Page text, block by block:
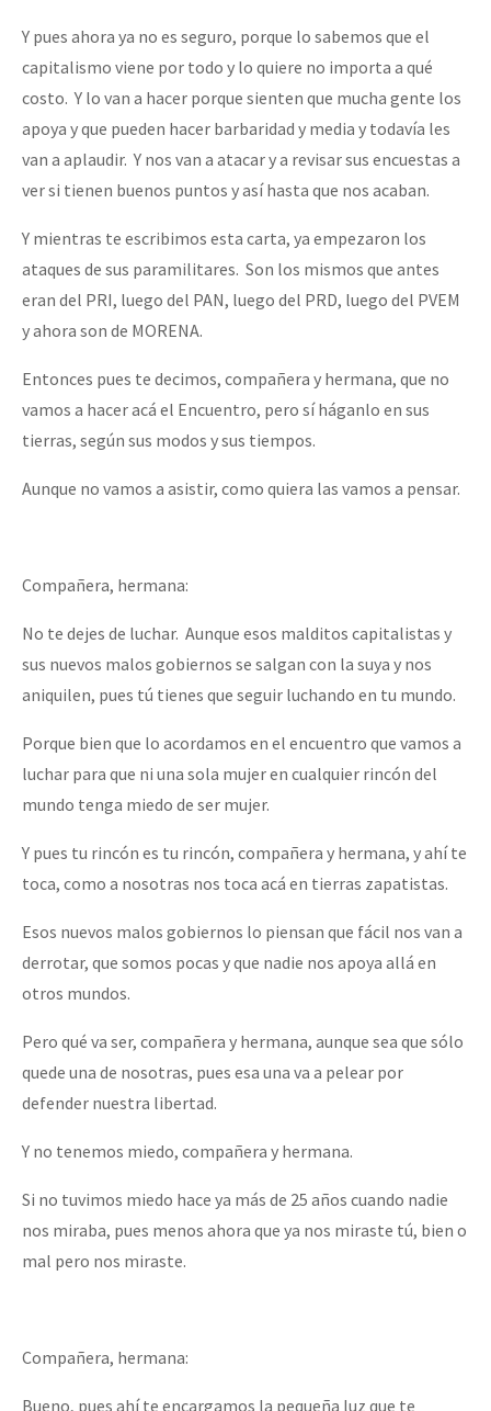
Y pues ahora ya no es seguro, porque lo sabemos que el
capitalismo viene por todo y lo quiere no importa a qué
costo. Y lo van a hacer porque sienten que mucha gente los
apoya y que pueden hacer barbaridad y media y todavía les
van a aplaudir. Y nos van a atacar y a revisar sus encuestas a
ver si tienen buenos puntos y así hasta que nos acaban.
Y mientras te escribimos esta carta, ya empezaron los
ataques de sus paramilitares. Son los mismos que antes
eran del PRI, luego del PAN, luego del PRD, luego del PVEM
y ahora son de MORENA.
Entonces pues te decimos, compañera y hermana, que no
vamos a hacer acá el Encuentro, pero sí háganlo en sus
tierras, según sus modos y sus tiempos.
Aunque no vamos a asistir, como quiera las vamos a pensar.
Compañera, hermana:
No te dejes de luchar. Aunque esos malditos capitalistas y
sus nuevos malos gobiernos se salgan con la suya y nos
aniquilen, pues tú tienes que seguir luchando en tu mundo.
Porque bien que lo acordamos en el encuentro que vamos a
luchar para que ni una sola mujer en cualquier rincón del
mundo tenga miedo de ser mujer.
Y pues tu rincón es tu rincón, compañera y hermana, y ahí te
toca, como a nosotras nos toca acá en tierras zapatistas.
Esos nuevos malos gobiernos lo piensan que fácil nos van a
derrotar, que somos pocas y que nadie nos apoya allá en
otros mundos.
Pero qué va ser, compañera y hermana, aunque sea que sólo
quede una de nosotras, pues esa una va a pelear por
defender nuestra libertad.
Y no tenemos miedo, compañera y hermana.
Si no tuvimos miedo hace ya más de 25 años cuando nadie
nos miraba, pues menos ahora que ya nos miraste tú, bien o
mal pero nos miraste.
Compañera, hermana:
Bueno, pues ahí te encargamos la pequeña luz que te